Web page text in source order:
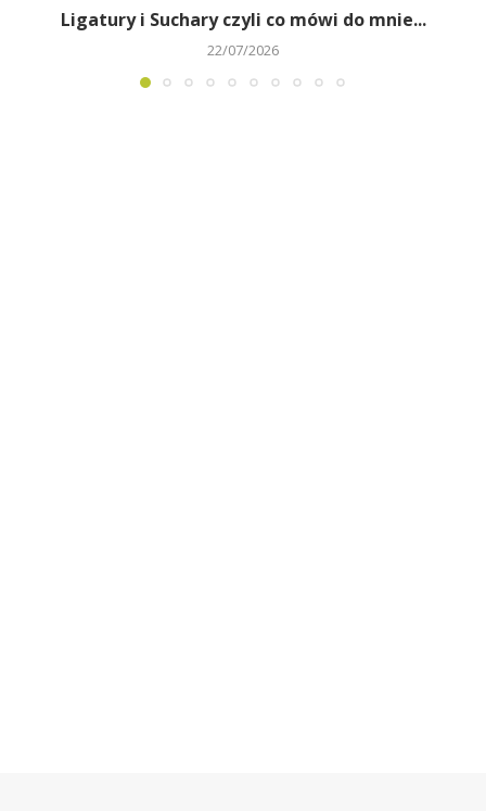
Ligatury i Suchary czyli co mówi do mnie...
22/07/2026